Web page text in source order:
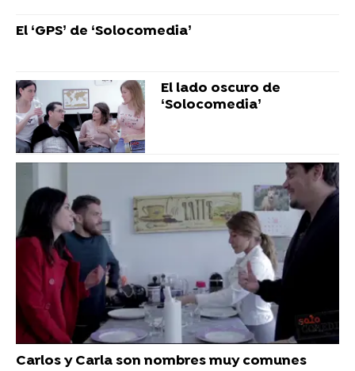
El ‘GPS’ de ‘Solocomedia’
El lado oscuro de
‘Solocomedia’
Carlos y Carla son nombres muy comunes